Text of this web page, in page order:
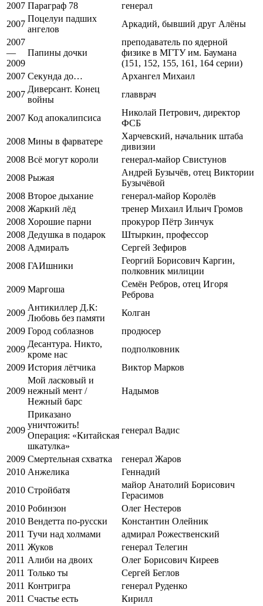
2007 Параграф 78
генерал
2007
Поцелуи падших
ангелов
Аркадий, бывший друг Алёны
2007
—
2009
Папины дочки
преподаватель по ядерной
физике в МГТУ им. Баумана
(151, 152, 155, 161, 164 серии)
2007 Секунда до…
Архангел Михаил
2007
Диверсант. Конец
войны
главврач
2007 Код апокалипсиса
Николай Петрович, директор
ФСБ
2008 Мины в фарватере
Харчевский, начальник штаба
дивизии
2008 Всё могут короли
генерал-майор Свистунов
2008 Рыжая
Андрей Бузычёв, отец Виктории
Бузычёвой
2008 Второе дыхание
генерал-майор Королёв
2008 Жаркий лёд
тренер Михаил Ильич Громов
2008 Хорошие парни
прокурор Пётр Зинчук
2008 Дедушка в подарок
Штыркин, профессор
2008 Адмиралъ
Сергей Зефиров
2008 ГАИшники
Георгий Борисович Каргин,
полковник милиции
2009 Маргоша
Семён Ребров, отец Игоря
Реброва
2009
Антикиллер Д.К:
Любовь без памяти
Колган
2009 Город соблазнов
продюсер
2009
Десантура. Никто,
кроме нас
подполковник
2009 История лётчика Виктор Марков
2009
Мой ласковый и
нежный мент /
Нежный барс
Надымов
2009
Приказано
уничтожить!
Операция: «Китайская
шкатулка»
генерал Вадис
2009 Смертельная схватка
генерал Жаров
2010 Анжелика
Геннадий
2010 Стройбатя
майор Анатолий Борисович
Герасимов
2010 Робинзон
Олег Нестеров
2010 Вендетта по-русски
Константин Олейник
2011 Тучи над холмами
адмирал Рожественский
2011 Жуков
генерал Телегин
2011 Алиби на двоих
Олег Борисович Киреев
2011 Только ты
Сергей Беглов
2011 Контригра
генерал Руденко
2011 Счастье есть Кирилл